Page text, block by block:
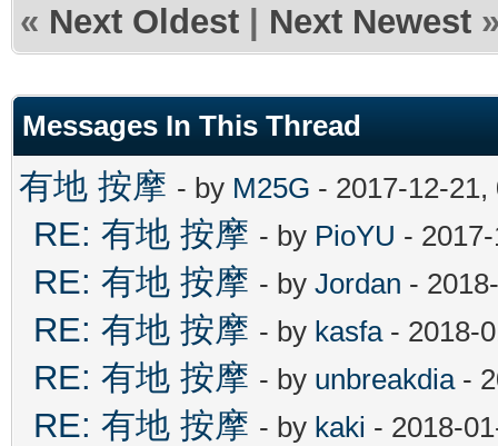
« Next Oldest | Next Newest
Messages In This Thread
有地 按摩 - by M25G - 2017-12-21,
RE: 有地 按摩 - by PioYU -
RE: 有地 按摩 - by Jordan -
RE: 有地 按摩 - by kasfa- 2018-
RE: 有地 按摩 - by unbreakdia-
RE: 有地 按摩 - by kaki - 2018-